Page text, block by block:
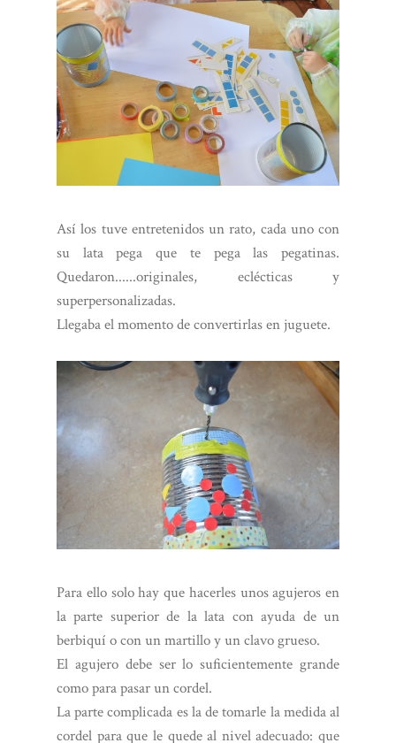
Así los tuve entretenidos un rato, cada uno con
su lata pega que te pega las pegatinas.
Quedaron......originales, eclécticas y
superpersonalizadas.
Llegaba el momento de convertirlas en juguete.
Para ello solo hay que hacerles unos agujeros en
la parte superior de la lata con ayuda de un
berbiquí o con un martillo y un clavo grueso.
El agujero debe ser lo suficientemente grande
como para pasar un cordel.
La parte complicada es la de tomarle la medida al
cordel para que le quede al nivel adecuado: que